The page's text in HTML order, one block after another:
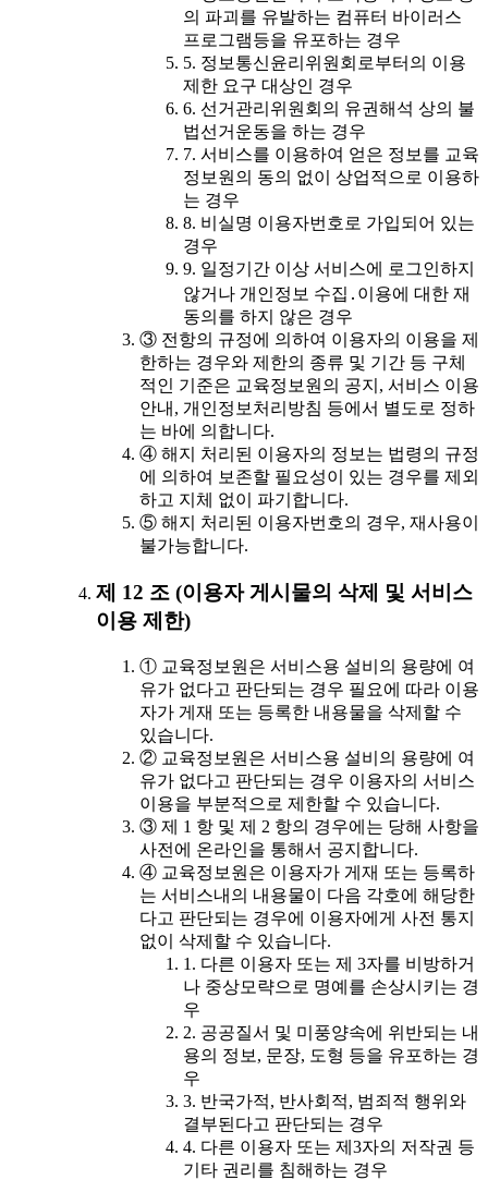
의 파괴를 유발하는 컴퓨터 바이러스
프로그램등을 유포하는 경우
5. 정보통신윤리위원회로부터의 이용
제한 요구 대상인 경우
6. 선거관리위원회의 유권해석 상의 불
법선거운동을 하는 경우
7. 서비스를 이용하여 얻은 정보를 교육
정보원의 동의 없이 상업적으로 이용하
는 경우
8. 비실명 이용자번호로 가입되어 있는
경우
9. 일정기간 이상 서비스에 로그인하지
않거나 개인정보 수집․이용에 대한 재
동의를 하지 않은 경우
③ 전항의 규정에 의하여 이용자의 이용을 제
한하는 경우와 제한의 종류 및 기간 등 구체
적인 기준은 교육정보원의 공지, 서비스 이용
안내, 개인정보처리방침 등에서 별도로 정하
는 바에 의합니다.
④ 해지 처리된 이용자의 정보는 법령의 규정
에 의하여 보존할 필요성이 있는 경우를 제외
하고 지체 없이 파기합니다.
⑤ 해지 처리된 이용자번호의 경우, 재사용이
불가능합니다.
제 12 조 (이용자 게시물의 삭제 및 서비스
이용 제한)
① 교육정보원은 서비스용 설비의 용량에 여
유가 없다고 판단되는 경우 필요에 따라 이용
자가 게재 또는 등록한 내용물을 삭제할 수
있습니다.
② 교육정보원은 서비스용 설비의 용량에 여
유가 없다고 판단되는 경우 이용자의 서비스
이용을 부분적으로 제한할 수 있습니다.
③ 제 1 항 및 제 2 항의 경우에는 당해 사항을
사전에 온라인을 통해서 공지합니다.
④ 교육정보원은 이용자가 게재 또는 등록하
는 서비스내의 내용물이 다음 각호에 해당한
다고 판단되는 경우에 이용자에게 사전 통지
없이 삭제할 수 있습니다.
1. 다른 이용자 또는 제 3자를 비방하거
나 중상모략으로 명예를 손상시키는 경
우
2. 공공질서 및 미풍양속에 위반되는 내
용의 정보, 문장, 도형 등을 유포하는 경
우
3. 반국가적, 반사회적, 범죄적 행위와
결부된다고 판단되는 경우
4. 다른 이용자 또는 제3자의 저작권 등
기타 권리를 침해하는 경우